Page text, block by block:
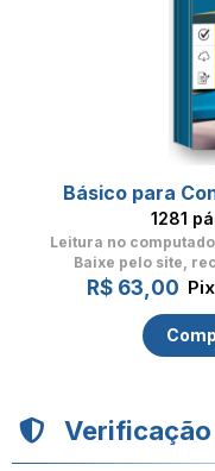
Básico para
1281
Leitura no
Baixe pelo site,
R$ 63,00
Verificação